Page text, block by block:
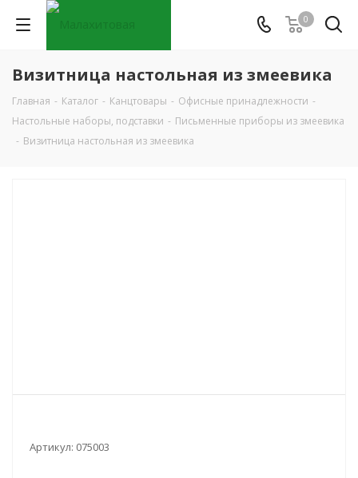
0
Визитница настольная из змеевика
Главная - Каталог - Канцтовары - Офисные принадлежности -
Настольные наборы, подставки - Письменные приборы из змеевика
- Визитница настольная из змеевика
Артикул: 075003